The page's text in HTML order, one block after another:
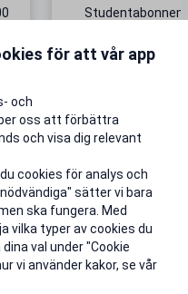
+ 20 GB
för att vår app
och
oss att förbättra
och visa dig relevant
cookies för analys och
sätter vi bara
ska fungera. Med
vilka typer av cookies du
val under "Cookie
vi använder kakor, se vår